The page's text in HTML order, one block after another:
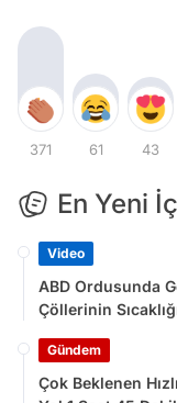
371 61 43
En Yeni
Video
ABD Ordusunda
Çöllerinin
Gündem
Çok Beklenen